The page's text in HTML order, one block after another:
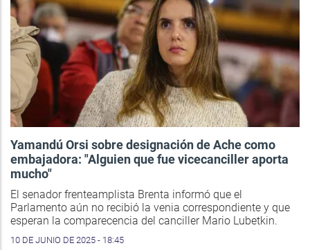
Yamandú Orsi sobre designación de Ache como
embajadora: "Alguien que fue vicecanciller aporta
mucho"
El senador frenteamplista Brenta informó que el
Parlamento aún no recibió la venia correspondiente y que
esperan la comparecencia del canciller Mario Lubetkin.
10 DE JUNIO DE 2025 - 18:45